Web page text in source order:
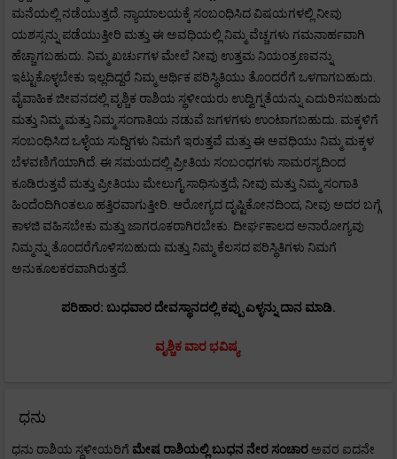
ಮನೆಯಲ್ಲಿ ನಡೆಯುತ್ತದೆ. ನ್ಯಾಯಾಲಯಕ್ಕೆ ಸಂಬಂಧಿಸಿದ ವಿಷಯಗಳಲ್ಲಿ ನೀವು
ಯಶಸ್ಸನ್ನು ಪಡೆಯುತ್ತೀರಿ ಮತ್ತು ಈ ಅವಧಿಯಲ್ಲಿ ನಿಮ್ಮ ವೆಚ್ಚಗಳು ಗಮನಾರ್ಹವಾಗಿ
ಹೆಚ್ಚಾಗಬಹುದು. ನಿಮ್ಮ ಖರ್ಚುಗಳ ಮೇಲೆ ನೀವು ಉತ್ತಮ ನಿಯಂತ್ರಣವನ್ನು
ಇಟ್ಟುಕೊಳ್ಳಬೇಕು ಇಲ್ಲದಿದ್ದರೆ ನಿಮ್ಮ ಆರ್ಥಿಕ ಪರಿಸ್ಥಿತಿಯು ತೊಂದರೆಗೆ ಒಳಗಾಗಬಹುದು.
ವೈವಾಹಿಕ ಜೀವನದಲ್ಲಿ ವೃಶ್ಚಿಕ ರಾಶಿಯ ಸ್ಥಳೀಯರು ಉದ್ವಿಗ್ನತೆಯನ್ನು ಎದುರಿಸಬಹುದು
ಮತ್ತು ನಿಮ್ಮ ಮತ್ತು ನಿಮ್ಮ ಸಂಗಾತಿಯ ನಡುವೆ ಜಗಳಗಳು ಉಂಟಾಗಬಹುದು. ಮಕ್ಕಳಿಗೆ
ಸಂಬಂಧಿಸಿದ ಒಳ್ಳೆಯ ಸುದ್ದಿಗಳು ನಿಮಗೆ ಇರುತ್ತವೆ ಮತ್ತು ಈ ಅವಧಿಯು ನಿಮ್ಮ ಮಕ್ಕಳ
ಬೆಳವಣಿಗೆಯಾಗಿದೆ. ಈ ಸಮಯದಲ್ಲಿ ಪ್ರೀತಿಯ ಸಂಬಂಧಗಳು ಸಾಮರಸ್ಯದಿಂದ
ಕೂಡಿರುತ್ತವೆ ಮತ್ತು ಪ್ರೀತಿಯು ಮೇಲುಗೈ ಸಾಧಿಸುತ್ತದೆ; ನೀವು ಮತ್ತು ನಿಮ್ಮ ಸಂಗಾತಿ
ಹಿಂದೆಂದಿಗಿಂತಲೂ ಹತ್ತಿರವಾಗುತ್ತೀರಿ. ಆರೋಗ್ಯದ ದೃಷ್ಟಿಕೋನದಿಂದ, ನೀವು ಅದರ ಬಗ್ಗೆ
ಕಾಳಜಿ ವಹಿಸಬೇಕು ಮತ್ತು ಜಾಗರೂಕರಾಗಿರಬೇಕು. ದೀರ್ಘಕಾಲದ ಅನಾರೋಗ್ಯವು
ನಿಮ್ಮನ್ನು ತೊಂದರೆಗೊಳಿಸಬಹುದು ಮತ್ತು ನಿಮ್ಮ ಕೆಲಸದ ಪರಿಸ್ಥಿತಿಗಳು ನಿಮಗೆ
ಅನುಕೂಲಕರವಾಗಿರುತ್ತದೆ.
ಪರಿಹಾರ: ಬುಧವಾರ ದೇವಸ್ಥಾನದಲ್ಲಿ ಕಪ್ಪು ಎಳ್ಳನ್ನು ದಾನ ಮಾಡಿ.
ವೃಶ್ಚಿಕ ವಾರ ಭವಿಷ್ಯ
ಧನು
ಧನು ರಾಶಿಯ ಸ್ಥಳೀಯರಿಗೆ ಮೇಷ ರಾಶಿಯಲ್ಲಿ ಬುಧನ ನೇರ ಸಂಚಾರ ಅವರ ಐದನೇ